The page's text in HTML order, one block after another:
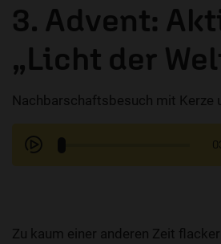
3. Advent:
„Licht der
Nachbarschaftsbesuch mit Kerze
Zu kaum einer anderen Zeit